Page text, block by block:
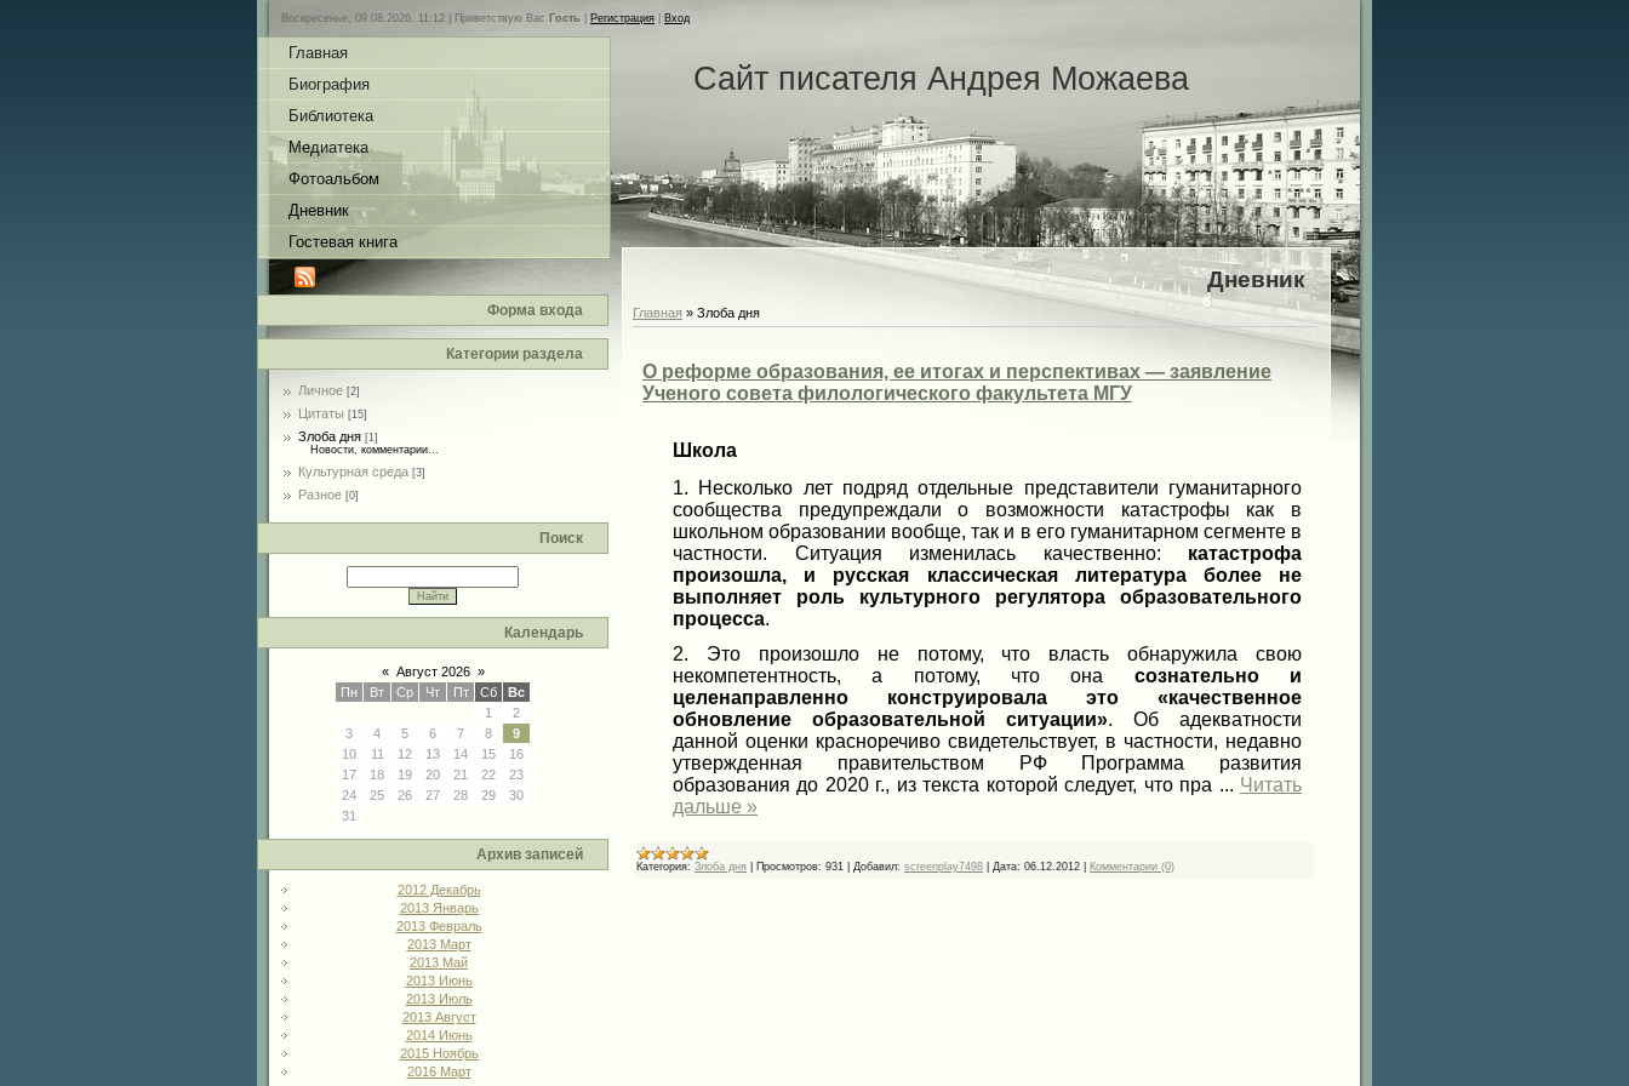
Воскресенье, 09.08.2026, 11:12 | Приветствую Вас Гость Регистрация Вход
Главная
Биография
Библиотека
Медиатека
Фотоальбом
Дневник
Гостевая книга
Форма входа
Категории раздела
Личное [2]
Цитаты [15]
Злоба дня [1]
Новости, комментарии...
Культурная среда [3]
Разное [0]
Поиск
Календарь
« Август 2026 »
Пн
Вт Ср Чт Пт Сб
Вс
1
2
3
4 5 6 7 8
9
10
11 12 13 14 15
16
17
18 19 20 21 22
23
24
25 26 27 28 29
30
31
Архив записей
2012 Декабрь
2013 Январь
2013 Февраль
2013 Март
2013 Май
2013 Июнь
2013 Июль
2013 Август
2014 Июнь
2015 Ноябрь
2016 Март
Сайт писателя Андрея Можаева
Дневник
Главная » Злоба дня
О реформе образования, ее итогах и перспективах — заявление
Ученого совета филологического факультета МГУ
Школа
1. Несколько лет подряд отдельные представители гуманитарного
сообщества предупреждали о возможности катастрофы как в
школьном образовании вообще, так и в его гуманитарном сегменте в
частности. Ситуация изменилась качественно: катастрофа
произошла, и русская классическая литература более не
выполняет роль культурного регулятора образовательного
процесса.
2. Это произошло не потому, что власть обнаружила свою
некомпетентность, а потому, что она сознательно и
целенаправленно конструировала это «качественное
обновление образовательной ситуации». Об адекватности
данной оценки красноречиво свидетельствует, в частности, недавно
утвержденная правительством РФ Программа развития
образования до 2020 г., из текста которой следует, что пра ... Читать
дальше »
Категория: Злоба дня Просмотров: 931 Добавил: screenplay7498 Дата: 06.12.2012 Комментарии (0)